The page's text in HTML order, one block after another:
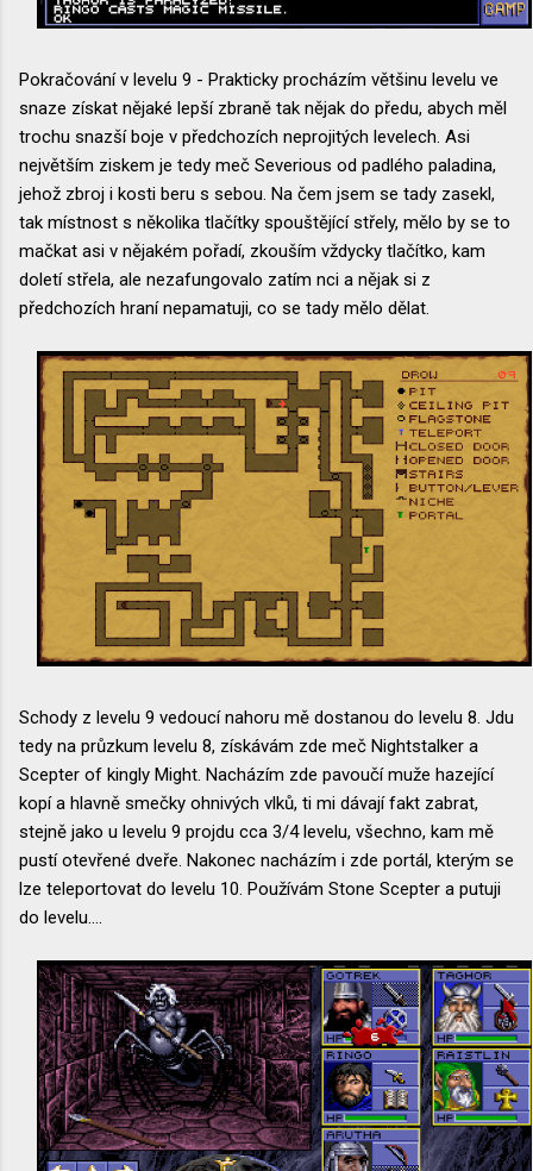
Pokračování v levelu 9 - Prakticky procházím většinu levelu ve
snaze získat nějaké lepší zbraně tak nějak do předu, abych měl
trochu snazší boje v předchozích neprojitých levelech. Asi
největším ziskem je tedy meč Severious od padlého paladina,
jehož zbroj i kosti beru s sebou. Na čem jsem se tady zasekl,
tak místnost s několika tlačítky spouštějící střely, mělo by se to
mačkat asi v nějakém pořadí, zkouším vždycky tlačítko, kam
doletí střela, ale nezafungovalo zatím nci a nějak si z
předchozích hraní nepamatuji, co se tady mělo dělat.
Schody z levelu 9 vedoucí nahoru mě dostanou do levelu 8. Jdu
tedy na průzkum levelu 8, získávám zde meč Nightstalker a
Scepter of kingly Might. Nacházím zde pavoučí muže hazející
kopí a hlavně smečky ohnivých vlků, ti mi dávají fakt zabrat,
stejně jako u levelu 9 projdu cca 3/4 levelu, všechno, kam mě
pustí otevřené dveře. Nakonec nacházím i zde portál, kterým se
lze teleportovat do levelu 10. Používám Stone Scepter a putuji
do levelu....